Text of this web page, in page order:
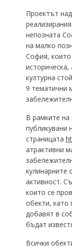
Проектът
непозната
на малко
София, които
историческа,
културна
9 тематични
В рамките на
публикувани
страницата
атрактивни
кулинарните
активност.
които се
обекти, като
добавят в
бъдат
Всички